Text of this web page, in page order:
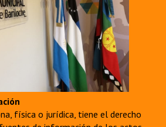
física o jurídica, tiene el derecho